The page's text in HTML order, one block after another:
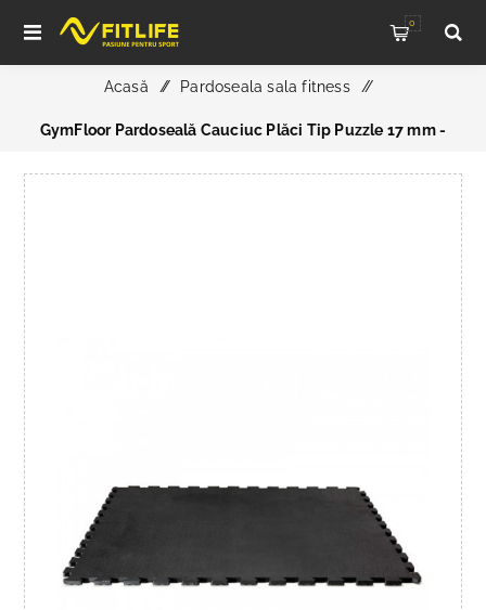
0
Acasă / Pardoseala sala fitness /
GymFloor Pardoseală Cauciuc Plăci Tip Puzzle 17 mm -
Placă de Bază